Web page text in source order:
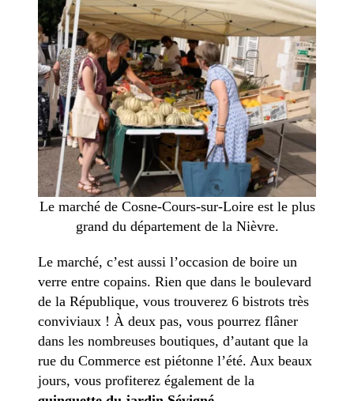
Le marché de Cosne-Cours-sur-Loire est le plus
grand du département de la Nièvre.
Le marché, c’est aussi l’occasion de boire un
verre entre copains. Rien que dans le boulevard
de la République, vous trouverez 6 bistrots très
conviviaux ! À deux pas, vous pourrez flâner
dans les nombreuses boutiques, d’autant que la
rue du Commerce est piétonne l’été. Aux beaux
jours, vous profiterez également de la